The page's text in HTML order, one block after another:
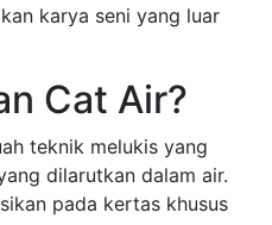
karya seni yang luar
Cat Air?
teknik melukis yang
dilarutkan dalam air.
pada kertas khusus